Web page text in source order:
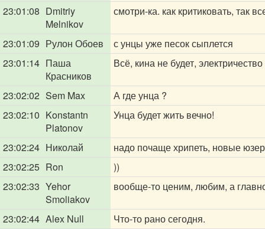
23:01:08 Dmitriy
Melnikov
смотри-ка. как критиковать, так
23:01:09 Рулон Обоев
с унцы уже песок сыплется
23:01:14 Паша
Красников
Всё, кина не будет,
23:02:02 Sem Max
А где унца ?
23:02:10 Konstantn
Platonov
Унца будет жить вечно!
23:02:24 Николай
надо почаще хрипеть, новые
23:02:25 Ron
))
23:02:33 Yehor
Smoliakov
вообще-то ценим, любим, а
23:02:44 Alex Null
Что-то рано сегодня.